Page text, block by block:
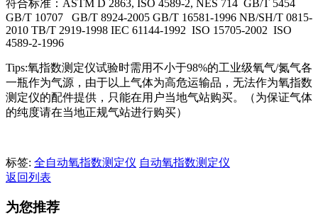
符合标准：ASTM D 2863, ISO 4589-2, NES 714 GB/T 5454
GB/T 10707 GB/T 8924-2005 GB/T 16581-1996 NB/SH/T 0815-
2010 TB/T 2919-1998 IEC 61144-1992 ISO 15705-2002 ISO
4589-2-1996
Tips:氧指数测定仪试验时需用不小于98%的工业级氧气/氮气各
一瓶作为气源，由于以上气体为高危运输品，无法作为氧指数
测定仪的配件提供，只能在用户当地气站购买。（为保证气体
的纯度请在当地正规气站进行购买）
标签: 全自动氧指数测定仪 自动氧指数测定仪
返回列表
为您推荐